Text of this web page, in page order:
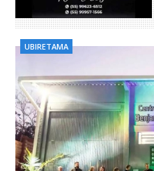
UBIRETAMA